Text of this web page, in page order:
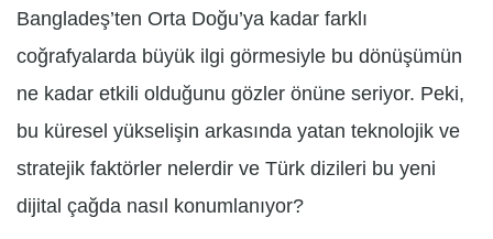
Bangladeş’ten Orta Doğu’ya kadar farklı
coğrafyalarda büyük ilgi görmesiyle bu dönüşümün
ne kadar etkili olduğunu gözler önüne seriyor. Peki,
bu küresel yükselişin arkasında yatan teknolojik ve
stratejik faktörler nelerdir ve Türk dizileri bu yeni
dijital çağda nasıl konumlanıyor?